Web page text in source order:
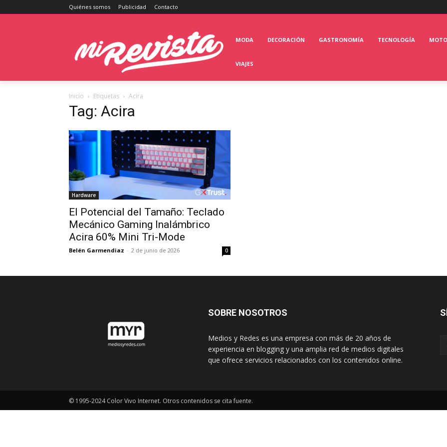
Quiénes somos Publicidad Contacto
MODA DECORACIÓN GASTRONOMÍA TECNOLOGÍA
VIAJES
Inicio Etiquetas Acira
Tag: Acira
Hardware
El Potencial del Tamaño: Teclado
Mecánico Gaming Inalámbrico
Acira 60% Mini Tri-Mode
Belén Garmendiaz - 2 de junio de 2026 0
SOBRE NOSOTROS
Medios y Redes es una empresa con más de 20 años de
experiencia en blogging y una amplia red de medios digitales
que ofrece servicios relacionados con los contenidos online.
© 1995-2024 Color Vivo Internet. Otros contenidos se cita fuente.